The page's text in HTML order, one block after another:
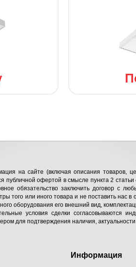
на сайте (включая описания товаров,
публичной офертой в смысле пункта 2
обязательство заключить договор с
того или иного товара и не поставить нас в
оборудования его внешний вид,
условия сделки согласовываются
для подтверждения наличия,
Информация